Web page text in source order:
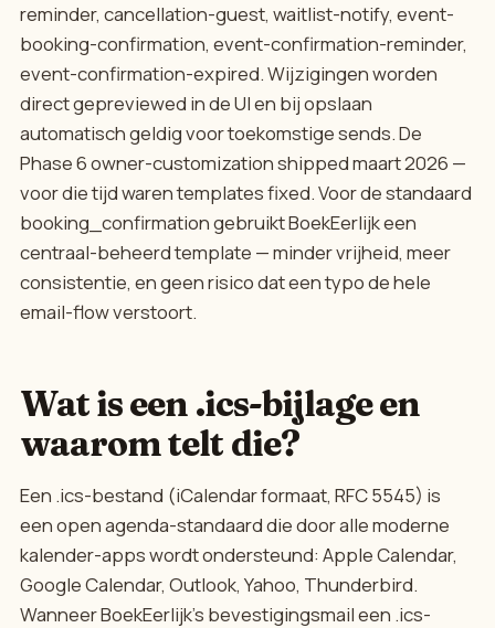
reminder, cancellation-guest, waitlist-notify, event-
booking-confirmation, event-confirmation-reminder,
event-confirmation-expired. Wijzigingen worden
direct gepreviewed in de UI en bij opslaan
automatisch geldig voor toekomstige sends. De
Phase 6 owner-customization shipped maart 2026 —
voor die tijd waren templates fixed. Voor de standaard
booking_confirmation gebruikt BoekEerlijk een
centraal-beheerd template — minder vrijheid, meer
consistentie, en geen risico dat een typo de hele
email-flow verstoort.
Wat is een .ics-bijlage en
waarom telt die?
Een .ics-bestand (iCalendar formaat, RFC 5545) is
een open agenda-standaard die door alle moderne
kalender-apps wordt ondersteund: Apple Calendar,
Google Calendar, Outlook, Yahoo, Thunderbird.
Wanneer BoekEerlijk's bevestigingsmail een .ics-